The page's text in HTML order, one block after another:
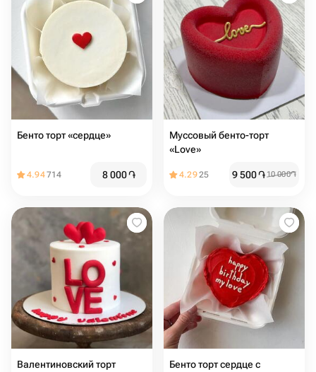
Бенто торт «сердце»
4.94714 8 000֏
Муссовый бенто-торт
«Love»
4.2925 9 500֏10 000֏
Валентиновский торт
Бенто торт сердце с